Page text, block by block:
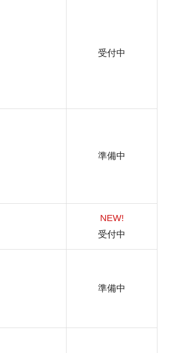
受付中
準備中
NEW!
受付中
準備中